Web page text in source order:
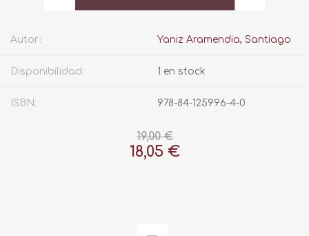
Autor: Yaniz Aramendia, Santiago
Disponibilidad: 1 en stock
ISBN: 978-84-125996-4-0
19,00 €
18,05 €